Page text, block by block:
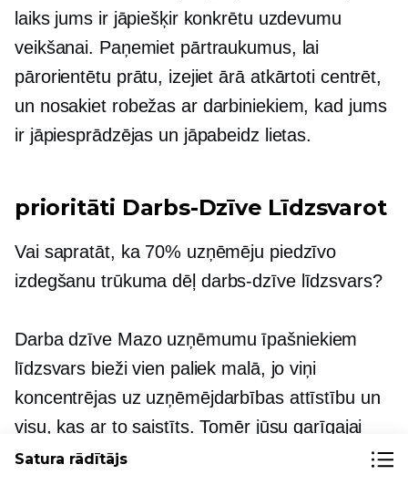
laiks jums ir jāpiešķir konkrētu uzdevumu
veikšanai. Paņemiet pārtraukumus, lai
pārorientētu prātu, izejiet ārā atkārtoti centrēt,
un nosakiet robežas ar darbiniekiem, kad jums
ir jāpiesprādzējas un jāpabeidz lietas.
prioritāti Darbs-Dzīve Līdzsvarot
Vai sapratāt, ka 70% uzņēmēju piedzīvo
izdegšanu trūkuma dēļ darbs-dzīvelīdzsvars?
Darba dzīveMazo uzņēmumu īpašniekiem
līdzsvars bieži vien paliek malā, jo viņi
koncentrējas uz uzņēmējdarbības attīstību un
visu, kas ar to saistīts. Tomēr jūsu garīgajai
veselībai nekad nevajadzētu palikt otrajā plānā
Satura rādītājs